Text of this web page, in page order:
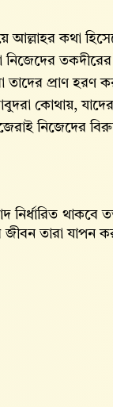
আল্লাহর কথা
তাদের প্রাণ হরণ
কোথায়,
নিজেদের
নির্ধারিত
জীবন তারা যাপন